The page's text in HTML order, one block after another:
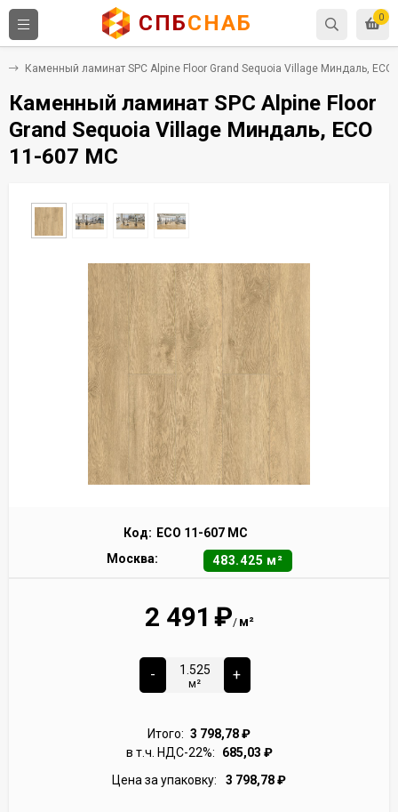
0
СПБСНАБ
Каменный ламинат SPC Alpine Floor Grand Sequoia Village Миндаль, ECO
Каменный ламинат SPC Alpine Floor
Grand Sequoia Village Миндаль, ECO
11-607 MC
Код: ECO 11-607 MC
Москва:
483.425 м²
2 491 ₽/ м²
-
м²
+
Итого: 3 798,78₽
в т.ч. НДС-22%:
685,03 ₽
Цена за упаковку:
3 798,78₽